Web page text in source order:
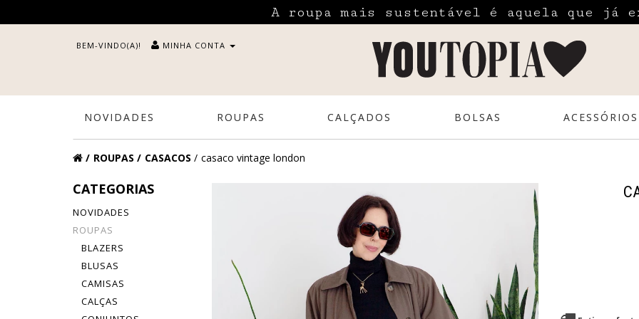
A roupa mais sustentável é aquela que já
BEM-VINDO(A)! MINHA CONTA
NOVIDADES ROUPAS CALÇADOS BOLSAS ACESSÓRIOS
ROUPAS CASACOS casaco vintage london
CATEGORIAS
NOVIDADES
ROUPAS
BLAZERS
BLUSAS
CAMISAS
CALÇAS